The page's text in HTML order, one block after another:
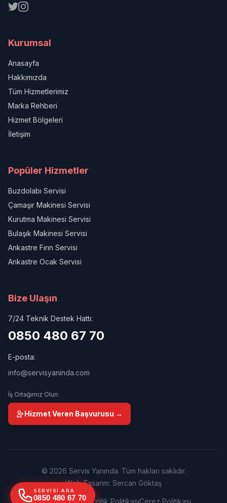
Kurumsal
Anasayfa
Hakkımızda
Tüm Hizmetlerimiz
Marka Rehberi
Hizmet Bölgeleri
İletişim
Popüler Hizmetler
Buzdolabı Servisi
Çamaşır Makinesi Servisi
Kurutma Makinesi Servisi
Bulaşık Makinesi Servisi
Ankastre Fırın Servisi
Ankastre Ocak Servisi
Bize Ulaşın
7/24 Teknik Destek Hattı:
0850 480 67 70
E-posta:
info@servisyaninda.com
İş Ortağımız Olun:
Hizmet Veren Başvurusu →
© 2026 Servis Yanında. Tüm hakları saklıdır.
Web Tasarım: Sercan Göktaş
Kullanım Şartları Gizlilik PolitikasıÇerez Politikası
SERVISI ARA
0850 480 67 70